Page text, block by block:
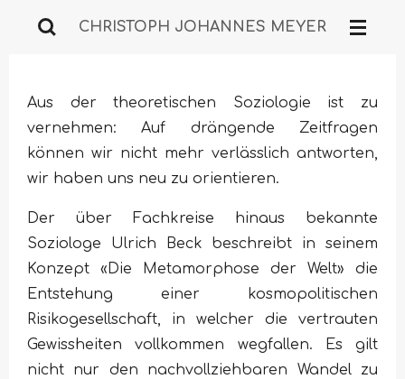
Zum
CHRISTOPH JOHANNES MEYER
Aus der theoretischen Soziologie ist zu
vernehmen: Auf drängende Zeitfragen
können wir nicht mehr verlässlich antworten,
wir haben uns neu zu orientieren.
Der über Fachkreise hinaus bekannte
Soziologe Ulrich Beck beschreibt in seinem
Konzept «Die Metamorphose der Welt» die
Entstehung einer kosmopolitischen
Risikogesellschaft, in welcher die vertrauten
Gewissheiten vollkommen wegfallen. Es gilt
nicht nur den nachvollziehbaren Wandel zu